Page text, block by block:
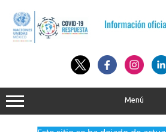
contenido
Menú